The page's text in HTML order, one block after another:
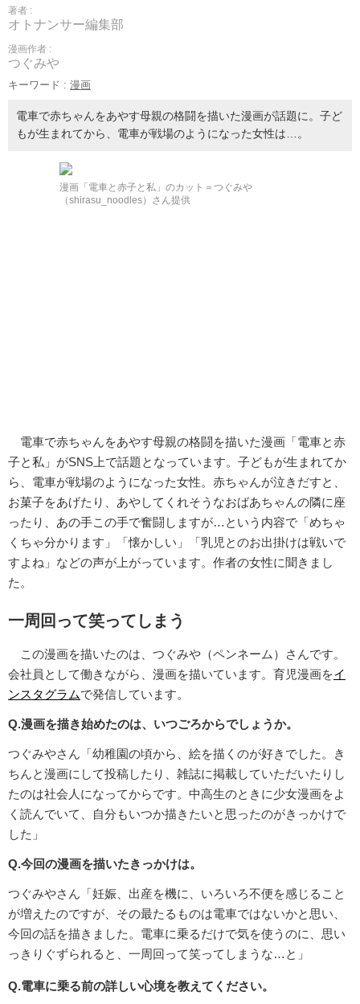
著者 :
オトナンサー編集部
漫画作者 :
つぐみや
キーワード : 漫画
電車で赤ちゃんをあやす母親の格闘を描いた漫画が話題に。子ど
もが生まれてから、電車が戦場のようになった女性は…。
漫画「電車と赤子と私」のカット＝つぐみや
（shirasu_noodles）さん提供
電車で赤ちゃんをあやす母親の格闘を描いた漫画「電車と赤
子と私」がSNS上で話題となっています。子どもが生まれてか
ら、電車が戦場のようになった女性。赤ちゃんが泣きだすと、
お菓子をあげたり、あやしてくれそうなおばあちゃんの隣に座
ったり、あの手この手で奮闘しますが…という内容で「めちゃ
くちゃ分かります」「懐かしい」「乳児とのお出掛けは戦いで
すよね」などの声が上がっています。作者の女性に聞きまし
た。
一周回って笑ってしまう
この漫画を描いたのは、つぐみや（ペンネーム）さんです。
会社員として働きながら、漫画を描いています。育児漫画をイ
ンスタグラムで発信しています。
Q.漫画を描き始めたのは、いつごろからでしょうか。
つぐみやさん「幼稚園の頃から、絵を描くのが好きでした。き
ちんと漫画にして投稿したり、雑誌に掲載していただいたりし
たのは社会人になってからです。中高生のときに少女漫画をよ
く読んでいて、自分もいつか描きたいと思ったのがきっかけで
した」
Q.今回の漫画を描いたきっかけは。
つぐみやさん「妊娠、出産を機に、いろいろ不便を感じること
が増えたのですが、その最たるものは電車ではないかと思い、
今回の話を描きました。電車に乗るだけで気を使うのに、思い
っきりぐずられると、一周回って笑ってしまうな…と」
Q.電車に乗る前の詳しい心境を教えてください。